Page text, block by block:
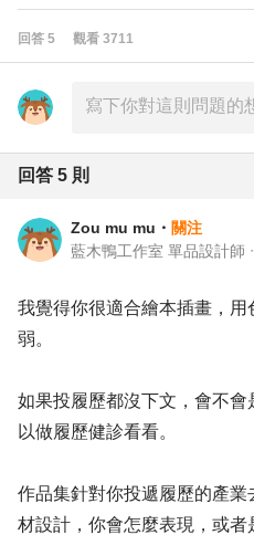
回答 5 觀看 3711
回答 5 則
Zou mu mu ・ 關注
藍木鴨工作室 單品設計師 ・
我覺得你很適合繪本插畫，
弱。
如果投履歷都沒下文，會不
以做履歷健診看看。
作品集針對你投遞履歷的產
材設計，你會怎麼表現，或